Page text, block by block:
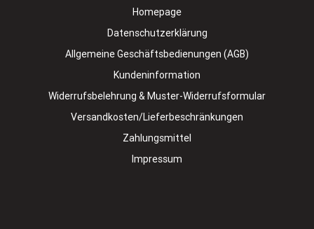
Homepage
Datenschutzerklärung
Allgemeine Geschäftsbedienungen (AGB)
Kundeninformation
Widerrufsbelehrung & Muster-Widerrufsformular
Versandkosten/Lieferbeschränkungen
Zahlungsmittel
Impressum